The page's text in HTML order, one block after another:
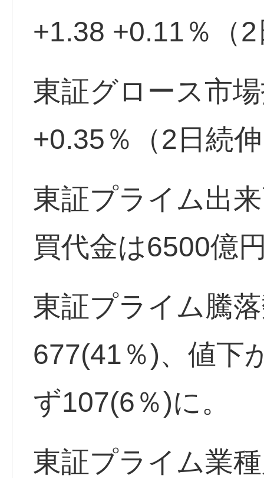
+1.38 +0.11％（
東証グロース市
+0.35％（2日続
東証プライム出
買代金は6500億
東証プライム騰
677(41％)、値下
ず107(6％)に。
東証プライム業